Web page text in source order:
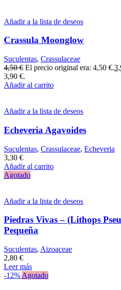
Añadir a la lista de deseos
Crassula Moonglow
Suculentas, Crassulaceae
4,50€ El precio original era: 4,50 €.
3,90 €.
Añadir al carrito
Añadir a la lista de deseos
Echeveria Agavoides
Suculentas, Crassulaceae, Echeveria
3,30 €
Añadir al carrito
Agotado
Añadir a la lista de deseos
Piedras Vivas – (Lithops
Pequeña
Suculentas, Aizoaceae
2,80 €
Leer más
-12% Agotado